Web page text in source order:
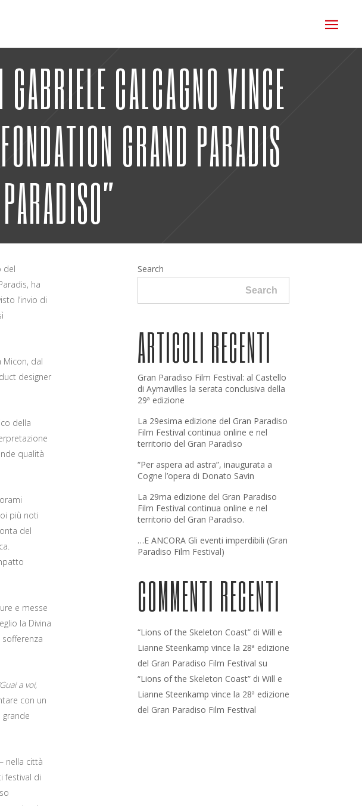
CALCAGNO VINCE
GRAND PARADIS
del
ha
l’invio di
Micon, dal
designer
della
qualità
più noti
del
e messe
la Divina
a voi,
con un
grande
nella città
festival di
Search
Search
ARTICOLI RECENTI
Gran Paradiso Film Festival: al Castello
di Aymavilles la serata conclusiva della
29ª edizione
La 29esima edizione del Gran Paradiso
Film Festival continua online e nel
territorio del Gran Paradiso
“Per aspera ad astra”, inaugurata a
Cogne l’opera di Donato Savin
La 29ma edizione del Gran Paradiso
Film Festival continua online e nel
territorio del Gran Paradiso.
…E ANCORA Gli eventi imperdibili (Gran
Paradiso Film Festival)
COMMENTI RECENTI
“Lions of the Skeleton Coast” di Will e
Lianne Steenkamp vince la 28ª edizione
del Gran Paradiso Film Festival su
“Lions of the Skeleton Coast” di Will e
Lianne Steenkamp vince la 28ª edizione
del Gran Paradiso Film Festival